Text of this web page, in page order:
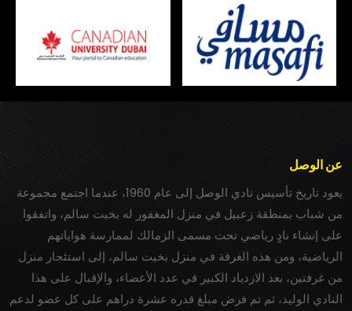
عن الوصل
يعود تاريخ تأسيس نادي الوصل إلى عام 1960، عندما اجتمع مجموعة
من شباب بمنطقة زعبيل في منزل المغفور له بخيت سالم، واتفقوا
على إنشاء نادٍ رياضي تحت مسمى الزمالك لممارسة هواياتهم
الرياضية، ومن هذه الغرفة في منزل بخيت سالم، إلى استئجار منزل
من غرفتين، بعد الازدياد الكبير في عدد الأعضاء، والإقبال على هذا
النادي الوليد، ثم تم فرض مبلغ قدره عشرة دراهم على كل عضو لدعم